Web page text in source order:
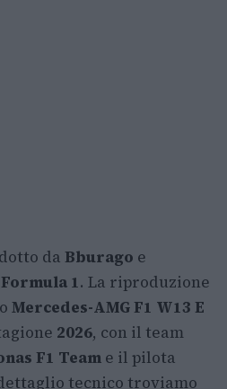
da Bburago e
Formula 1. La riproduzione
Mercedes-AMG F1 W13 E
2026, con il team
F1 Team e il pilota
tecnico troviamo